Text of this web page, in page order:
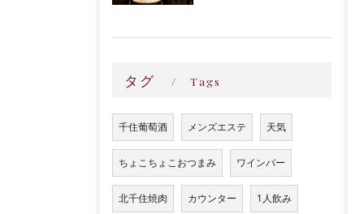
タグ Tags
千住葡萄酒 メンズエステ 天気
ちょこちょこおつまみ ワインバー
北千住焼肉 カウンター 1人飲み